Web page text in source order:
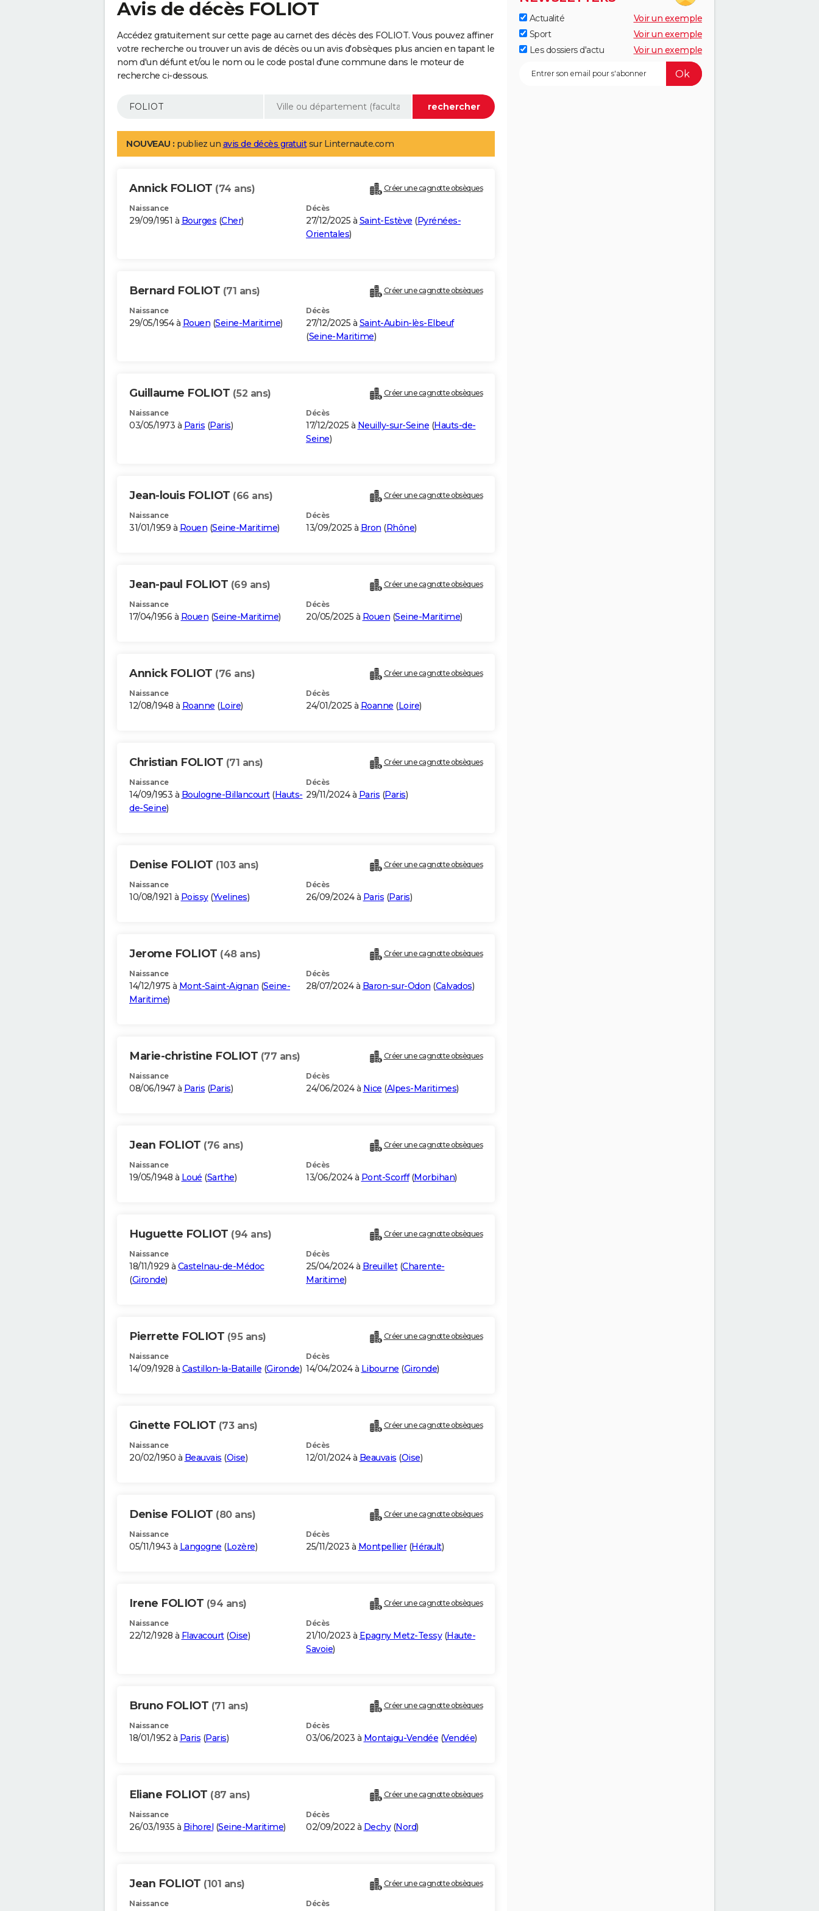
Avis de décès FOLIOT
Accédez gratuitement sur cette page au carnet des décès des FOLIOT. Vous pouvez affiner
votre recherche ou trouver un avis de décès ou un avis d'obsèques plus ancien en tapant le
nom d'un défunt et/ou le nom ou le code postal d'une commune dans le moteur de
recherche ci-dessous.
NOUVEAU : publiez un avis de décès gratuitsur Linternaute.com
Annick FOLIOT (74 ans) Créer une cagnotte obsèques
Naissance
29/09/1951 à Bourges (Cher)
Décès
27/12/2025 à Saint-Estève (Pyrénées-
Orientales)
Bernard FOLIOT (71 ans) Créer une cagnotte obsèques
Naissance
29/05/1954 à Rouen (Seine-Maritime)
Décès
27/12/2025 à Saint-Aubin-lès-Elbeuf
(Seine-Maritime)
Guillaume FOLIOT (52 ans) Créer une cagnotte obsèques
Naissance
03/05/1973 à Paris (Paris)
Décès
17/12/2025 à Neuilly-sur-Seine (Hauts-de-
Seine)
Jean-louis FOLIOT (66 ans) Créer une cagnotte obsèques
Naissance
31/01/1959 à Rouen (Seine-Maritime)
Décès
13/09/2025 à Bron (Rhône)
Jean-paul FOLIOT (69 ans) Créer une cagnotte obsèques
Naissance
17/04/1956 à Rouen (Seine-Maritime)
Décès
20/05/2025 à Rouen (Seine-Maritime)
Annick FOLIOT (76 ans) Créer une cagnotte obsèques
Naissance
12/08/1948 à Roanne (Loire)
Décès
24/01/2025 à Roanne (Loire)
Christian FOLIOT (71 ans) Créer une cagnotte obsèques
Naissance
14/09/1953 à Boulogne-Billancourt(Hauts-
de-Seine)
Décès
29/11/2024 à Paris (Paris)
Denise FOLIOT (103 ans) Créer une cagnotte obsèques
Naissance
10/08/1921 à Poissy(Yvelines)
Décès
26/09/2024 à Paris (Paris)
Jerome FOLIOT (48 ans) Créer une cagnotte obsèques
Naissance
14/12/1975 à Mont-Saint-Aignan (Seine-
Maritime)
Décès
28/07/2024 à Baron-sur-Odon (Calvados)
Marie-christine FOLIOT (77 ans) Créer une cagnotte obsèques
Naissance
08/06/1947 à Paris (Paris)
Décès
24/06/2024 à Nice (Alpes-Maritimes)
Jean FOLIOT (76 ans) Créer une cagnotte obsèques
Naissance
19/05/1948 à Loué (Sarthe)
Décès
13/06/2024 à Pont-Scorff(Morbihan)
Huguette FOLIOT (94 ans) Créer une cagnotte obsèques
Naissance
18/11/1929 à Castelnau-de-Médoc
(Gironde)
Décès
25/04/2024 à Breuillet(Charente-
Maritime)
Pierrette FOLIOT (95 ans) Créer une cagnotte obsèques
Naissance
14/09/1928 à Castillon-la-Bataille (Gironde)
Décès
14/04/2024 à Libourne (Gironde)
Ginette FOLIOT (73 ans) Créer une cagnotte obsèques
Naissance
20/02/1950 à Beauvais (Oise)
Décès
12/01/2024 à Beauvais (Oise)
Denise FOLIOT (80 ans) Créer une cagnotte obsèques
Naissance
05/11/1943 à Langogne (Lozère)
Décès
25/11/2023 à Montpellier(Hérault)
Irene FOLIOT (94 ans) Créer une cagnotte obsèques
Naissance
22/12/1928 à Flavacourt(Oise)
Décès
21/10/2023 à Epagny Metz-Tessy(Haute-
Savoie)
Bruno FOLIOT (71 ans) Créer une cagnotte obsèques
Naissance
18/01/1952 à Paris (Paris)
Décès
03/06/2023 à Montaigu-Vendée (Vendée)
Eliane FOLIOT (87 ans) Créer une cagnotte obsèques
Naissance
26/03/1935 à Bihorel (Seine-Maritime)
Décès
02/09/2022 à Dechy(Nord)
Jean FOLIOT (101 ans) Créer une cagnotte obsèques
Naissance Décès
Actualité
Voir un exemple
Sport
Voir un exemple
Les dossiers d'actu
Voir un exemple